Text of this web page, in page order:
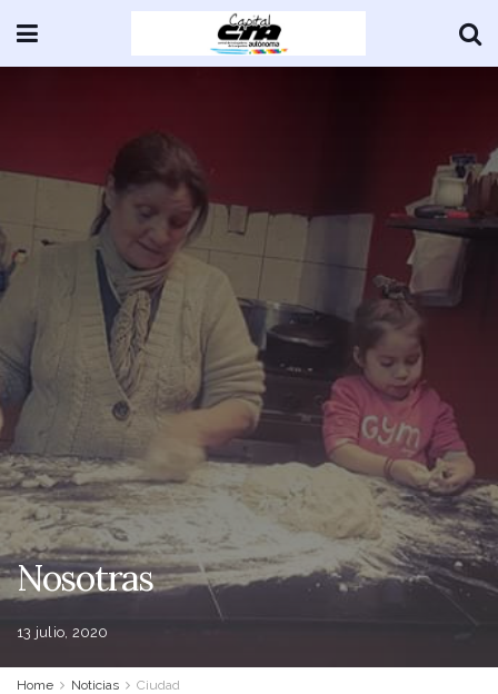
Nosotras
13 julio, 2020
Home Noticias Ciudad